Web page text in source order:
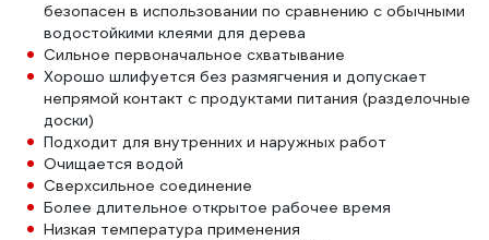
безопасен в использовании по сравнению с обычными
водостойкими клеями для дерева
Сильное первоначальное схватывание
Хорошо шлифуется без размягчения и допускает
непрямой контакт с продуктами питания (разделочные
доски)
Подходит для внутренних и наружных работ
Очищается водой
Сверхсильное соединение
Более длительное открытое рабочее время
Низкая температура применения